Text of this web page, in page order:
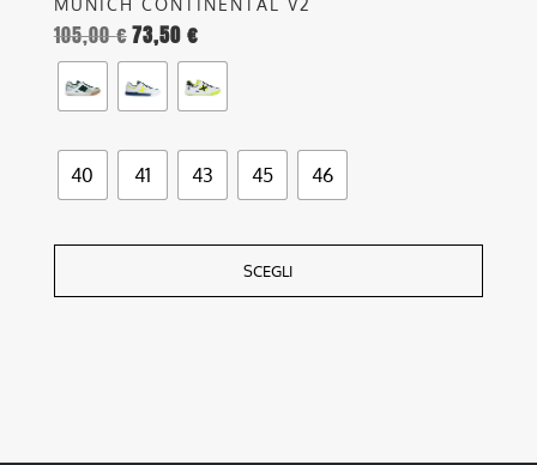
MUNICH CONTINENTAL V2
105,00€73,50 €
40 41 43 45 46
SCEGLI